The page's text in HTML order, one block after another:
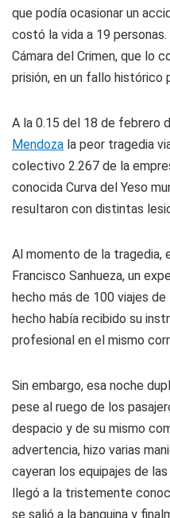
que podía ocasionar un
costó la vida a 19
Cámara del Crimen, que lo
prisión, en un fallo histórico
A la 0.15 del 18 de febrero
Mendoza la peor tragedia
colectivo 2.267 de la
conocida Curva del Yeso
resultaron con distintas
Al momento de la tragedia,
Francisco Sanhueza, un
hecho más de 100 viajes
hecho había recibido su
profesional en el mismo
Sin embargo, esa noche
pese al ruego de los
despacio y de su mismo
advertencia, hizo varias
cayeran los equipajes de
llegó a la tristemente
se salió a la banquina y